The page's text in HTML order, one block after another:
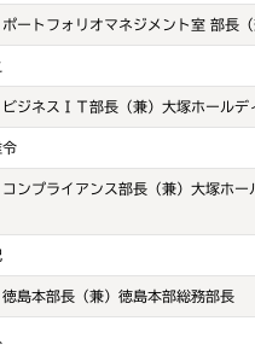
ートフォリオマネジメント室 部長
ジネスＩＴ部長（兼）大塚ホールデ
令
ンプライアンス部長（兼）大塚ホー
島本部長（兼）徳島本部総務部長